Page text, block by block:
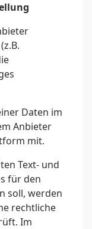
Daten im
Anbieter
mit.
Text- und
für den
soll, werden
rechtliche
Im